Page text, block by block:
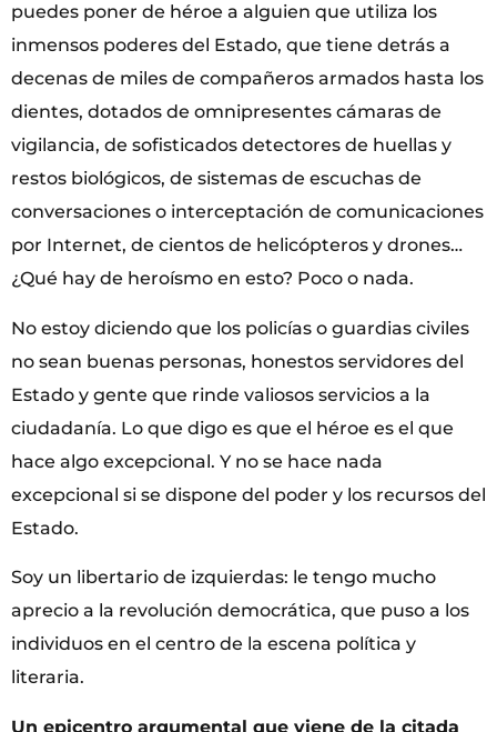
puedes poner de héroe a alguien que utiliza los
inmensos poderes del Estado, que tiene detrás a
decenas de miles de compañeros armados hasta los
dientes, dotados de omnipresentes cámaras de
vigilancia, de sofisticados detectores de huellas y
restos biológicos, de sistemas de escuchas de
conversaciones o interceptación de comunicaciones
por Internet, de cientos de helicópteros y drones…
¿Qué hay de heroísmo en esto? Poco o nada.
No estoy diciendo que los policías o guardias civiles
no sean buenas personas, honestos servidores del
Estado y gente que rinde valiosos servicios a la
ciudadanía. Lo que digo es que el héroe es el que
hace algo excepcional. Y no se hace nada
excepcional si se dispone del poder y los recursos del
Estado.
Soy un libertario de izquierdas: le tengo mucho
aprecio a la revolución democrática, que puso a los
individuos en el centro de la escena política y
literaria.
Un epicentro argumental que viene de la citada